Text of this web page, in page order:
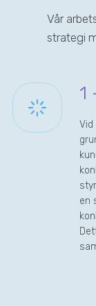
Vår
strategi
1
en